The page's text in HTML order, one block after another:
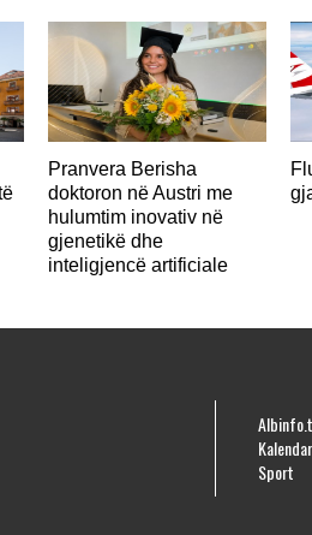
Pranvera Berisha
doktoron në Austri me
hulumtim inovativ në
gjenetikë dhe
inteligjencë artificiale
Sport